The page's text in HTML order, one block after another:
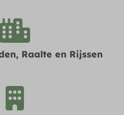
Raalte en Rijssen